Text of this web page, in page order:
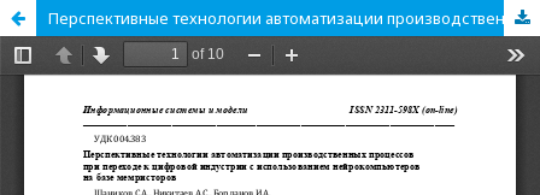
Перспективные технологии автоматизации производственных процессов при пе-реходе к цифровой индустрии с использованием нейрокомпьютеров на базе мемристоров